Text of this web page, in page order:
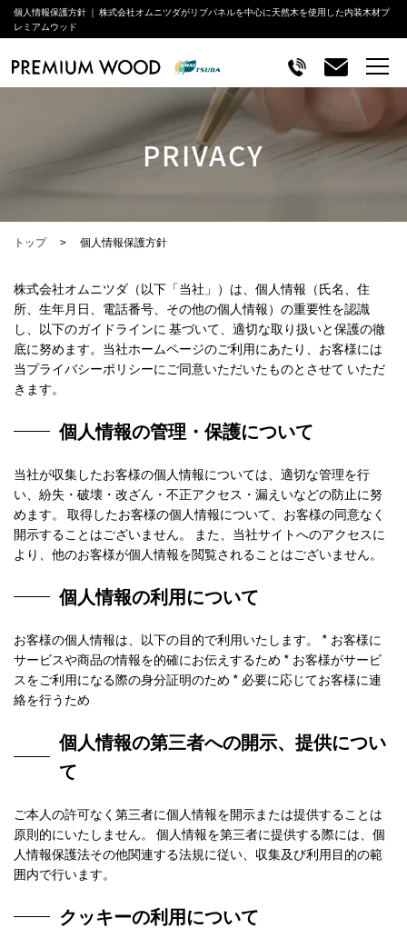
個人情報保護方針 ｜ 株式会社オムニツダがリブパネルを中心に天然木を使用した内装木材プ
レミアムウッド
PRIVACY
トップ 個人情報保護方針
株式会社オムニツダ（以下「当社」）は、個人情報（氏名、住
所、生年月日、電話番号、その他の個人情報）の重要性を認識
し、以下のガイドラインに 基づいて、適切な取り扱いと保護の徹
底に努めます。当社ホームページのご利用にあたり、お客様には
当プライバシーポリシーにご同意いただいたものとさせて いただ
きます。
個人情報の管理・保護について
当社が収集したお客様の個人情報については、適切な管理を行
い、紛失・破壊・改ざん・不正アクセス・漏えいなどの防止に努
めます。 取得したお客様の個人情報について、お客様の同意なく
開示することはございません。 また、当社サイトへのアクセスに
より、他のお客様が個人情報を閲覧されることはございません。
個人情報の利用について
お客様の個人情報は、以下の目的で利用いたします。 * お客様に
サービスや商品の情報を的確にお伝えするため * お客様がサービ
スをご利用になる際の身分証明のため * 必要に応じてお客様に連
絡を行うため
個人情報の第三者への開示、提供につい
て
ご本人の許可なく第三者に個人情報を開示または提供することは
原則的にいたしません。 個人情報を第三者に提供する際には、個
人情報保護法その他関連する法規に従い、収集及び利用目的の範
囲内で行います。
クッキーの利用について